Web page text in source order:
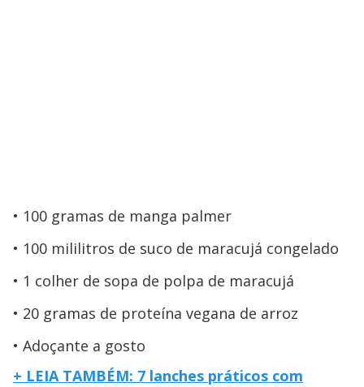
100 gramas de manga palmer
100 mililitros de suco de maracujá congelado
1 colher de sopa de polpa de maracujá
20 gramas de proteína vegana de arroz
Adoçante a gosto
+ LEIA TAMBÉM: 7 lanches práticos com